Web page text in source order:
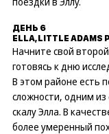
ДЕНЬ 6
ELLA, LITTLE ADAMS
Начните свой
готовясь к дню
В этом районе есть
сложности, одним
скалу Элла. В
более умеренный